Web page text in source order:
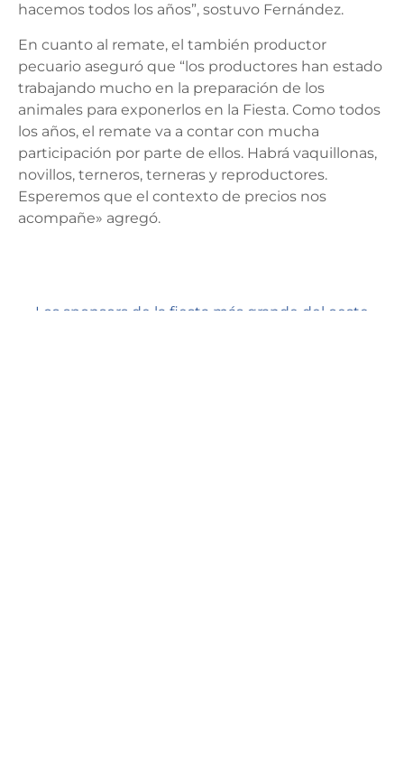
hacemos todos los años”, sostuvo Fernández.
En cuanto al remate, el también productor
pecuario aseguró que “los productores han estado
trabajando mucho en la preparación de los
animales para exponerlos en la Fiesta. Como todos
los años, el remate va a contar con mucha
participación por parte de ellos. Habrá vaquillonas,
novillos, terneros, terneras y reproductores.
Esperemos que el contexto de precios nos
acompañe» agregó.
Los sponsors de la fiesta más grande del oeste